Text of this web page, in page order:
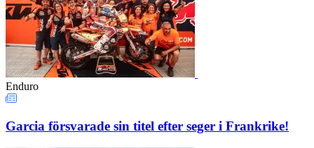
Enduro
Garcia försvarade sin titel efter seger i Frankrike!